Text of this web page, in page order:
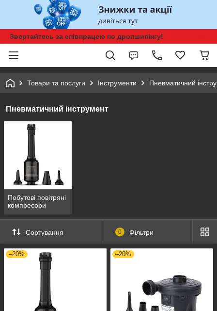
Звертайтесь за співпрацею по дропшипінгу!
Товари та послуги Інструменти Пневматичний
Пневматичний інструмент
Побутові повітряні
компресори
Сортування 0 Фільтри
–20% –20%